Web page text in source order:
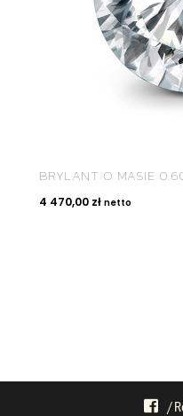
BRYLANT O MASIE
4 470,00 zł netto
/